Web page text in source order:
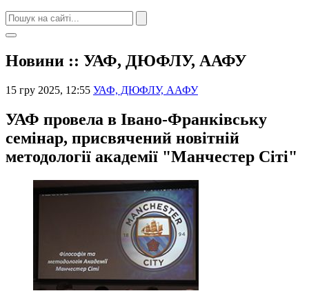
Новини :: УАФ, ДЮФЛУ, ААФУ
15 гру 2025, 12:55 УАФ, ДЮФЛУ, ААФУ
УАФ провела в Івано-Франківську
семінар, присвячений новітній
методології академії "Манчестер Сіті"